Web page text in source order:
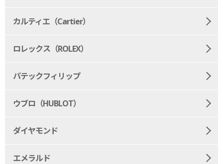
カルティエ（Cartier）
ロレックス（ROLEX）
パテックフィリップ
ウブロ（HUBLOT）
ダイヤモンド
エメラルド